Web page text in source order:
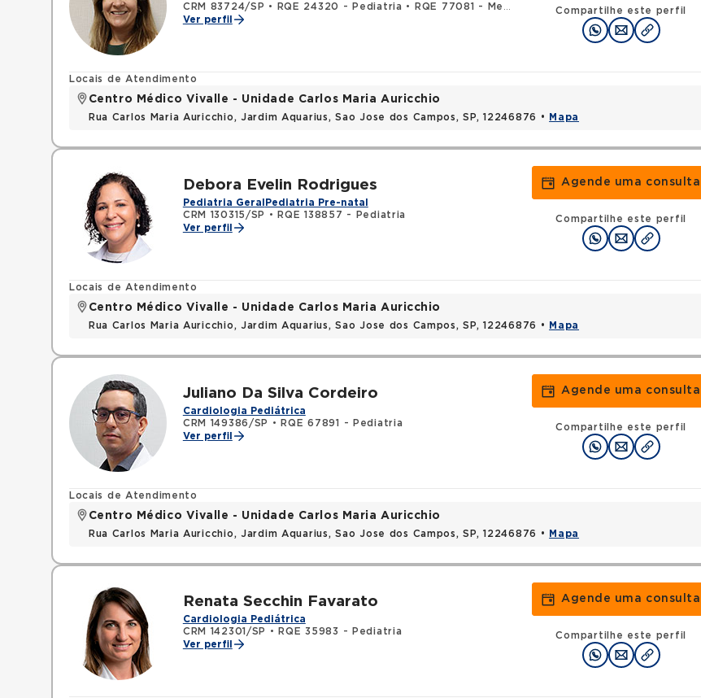
CRM 83724/SP • RQE 24320 - Pediatria •
RQE 77081 - Medicina do tráfego
Ver perfil
Compartilhe este perfil
Locais de Atendimento
Centro Médico Vivalle - Unidade Carlos Maria Auricchio
Rua Carlos Maria Auricchio, Jardim Aquarius, Sao Jose dos Campos, SP, 12246876 • Mapa
Debora Evelin Rodrigues
Pediatria Geral Pediatria Pre-natal
CRM 130315/SP
•
RQE 138857 - Pediatria
Ver perfil
Agende uma consulta
Compartilhe este perfil
Locais de Atendimento
Centro Médico Vivalle - Unidade Carlos Maria Auricchio
Rua Carlos Maria Auricchio, Jardim Aquarius, Sao Jose dos Campos, SP, 12246876 • Mapa
Juliano Da Silva Cordeiro
Cardiologia Pediátrica
CRM 149386/SP
•
RQE 67891 - Pediatria
Ver perfil
Agende uma consulta
Compartilhe este perfil
Locais de Atendimento
Centro Médico Vivalle - Unidade Carlos Maria Auricchio
Rua Carlos Maria Auricchio, Jardim Aquarius, Sao Jose dos Campos, SP, 12246876 • Mapa
Renata Secchin Favarato
Cardiologia Pediátrica
CRM 142301/SP
•
RQE 35983 - Pediatria
Ver perfil
Agende uma consulta
Compartilhe este perfil